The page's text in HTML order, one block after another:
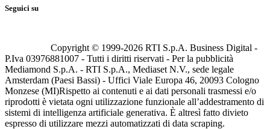
Seguici su
Copyright © 1999-2026 RTI S.p.A. Business Digital -
P.Iva 03976881007 - Tutti i diritti riservati - Per la pubblicità
Mediamond S.p.A. - RTI S.p.A., Mediaset N.V., sede legale
Amsterdam (Paesi Bassi) - Uffici Viale Europa 46, 20093 Cologno
Monzese (MI)Rispetto ai contenuti e ai dati personali trasmessi e/o
riprodotti è vietata ogni utilizzazione funzionale all’addestramento di
sistemi di intelligenza artificiale generativa. È altresì fatto divieto
espresso di utilizzare mezzi automatizzati di data scraping.